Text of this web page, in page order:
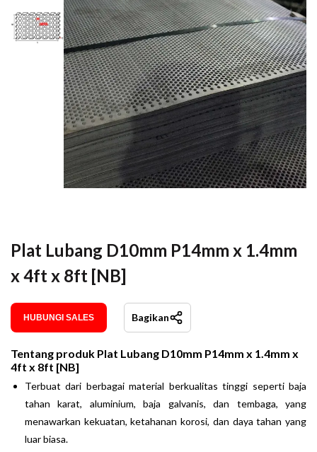
Plat Lubang D10mm P14mm x 1.4mm
x 4ft x 8ft [NB]
HUBUNGI SALES Bagikan
Tentang produk Plat Lubang D10mm P14mm x 1.4mm x
4ft x 8ft [NB]
Terbuat dari berbagai material berkualitas tinggi seperti baja
tahan karat, aluminium, baja galvanis, dan tembaga, yang
menawarkan kekuatan, ketahanan korosi, dan daya tahan yang
luar biasa.